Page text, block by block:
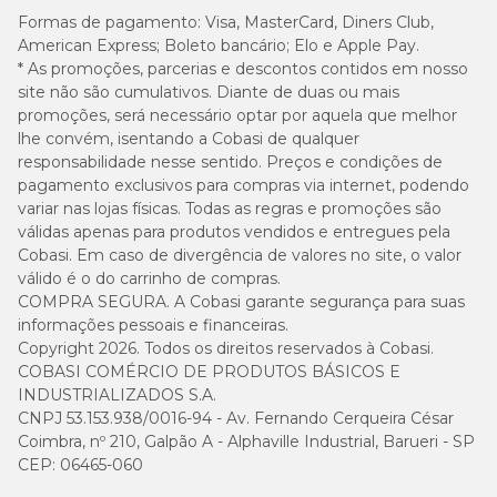
Matéria Fibrosa (máx) 45 g/kg 4,5%
Matéria Mineral (máx) 85 g/kg 8,5%
Cálcio (mín)
6000
mg/kg
0,6%
Cálcio (máx) 15 g/kg 1,5%
Fósforo (mín)
8000
mg/kg
0,8%
Fósforo (máx) 14 g/kg
Sódio (mín)
3000
mg/kg
-
Formas de pagamento: Visa, MasterCard, Diners Club,
American Express; Boleto bancário; Elo e Apple Pay.
* As promoções, parcerias e descontos contidos em nosso
site não são cumulativos. Diante de duas ou mais
promoções, será necessário optar por aquela que melhor
lhe convém, isentando a Cobasi de qualquer
responsabilidade nesse sentido. Preços e condições de
pagamento exclusivos para compras via internet, podendo
variar nas lojas físicas. Todas as regras e promoções são
válidas apenas para produtos vendidos e entregues pela
Cobasi. Em caso de divergência de valores no site, o valor
válido é o do carrinho de compras.
COMPRA SEGURA. A Cobasi garante segurança para suas
informações pessoais e financeiras.
Copyright 2026. Todos os direitos reservados à Cobasi.
COBASI COMÉRCIO DE PRODUTOS BÁSICOS E
INDUSTRIALIZADOS S.A.
CNPJ 53.153.938/0016-94 - Av. Fernando Cerqueira César
Coimbra, nº 210, Galpão A - Alphaville Industrial, Barueri - SP
CEP: 06465-060